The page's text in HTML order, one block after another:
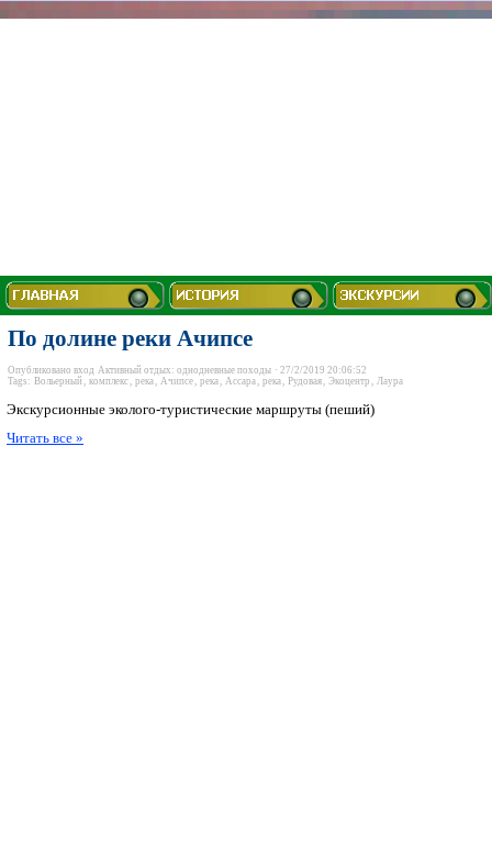
По долине реки Ачипсе
Опубликовано вход Активный отдых: однодневные походы · 27/2/2019 20:06:52
Tags: Вольерный, комплекс, река, Ачипсе, река, Ассара, река, Рудовая, Экоцентр , Лаура
Экскурсионные эколого-туристические маршруты (пеший)
Читать все »